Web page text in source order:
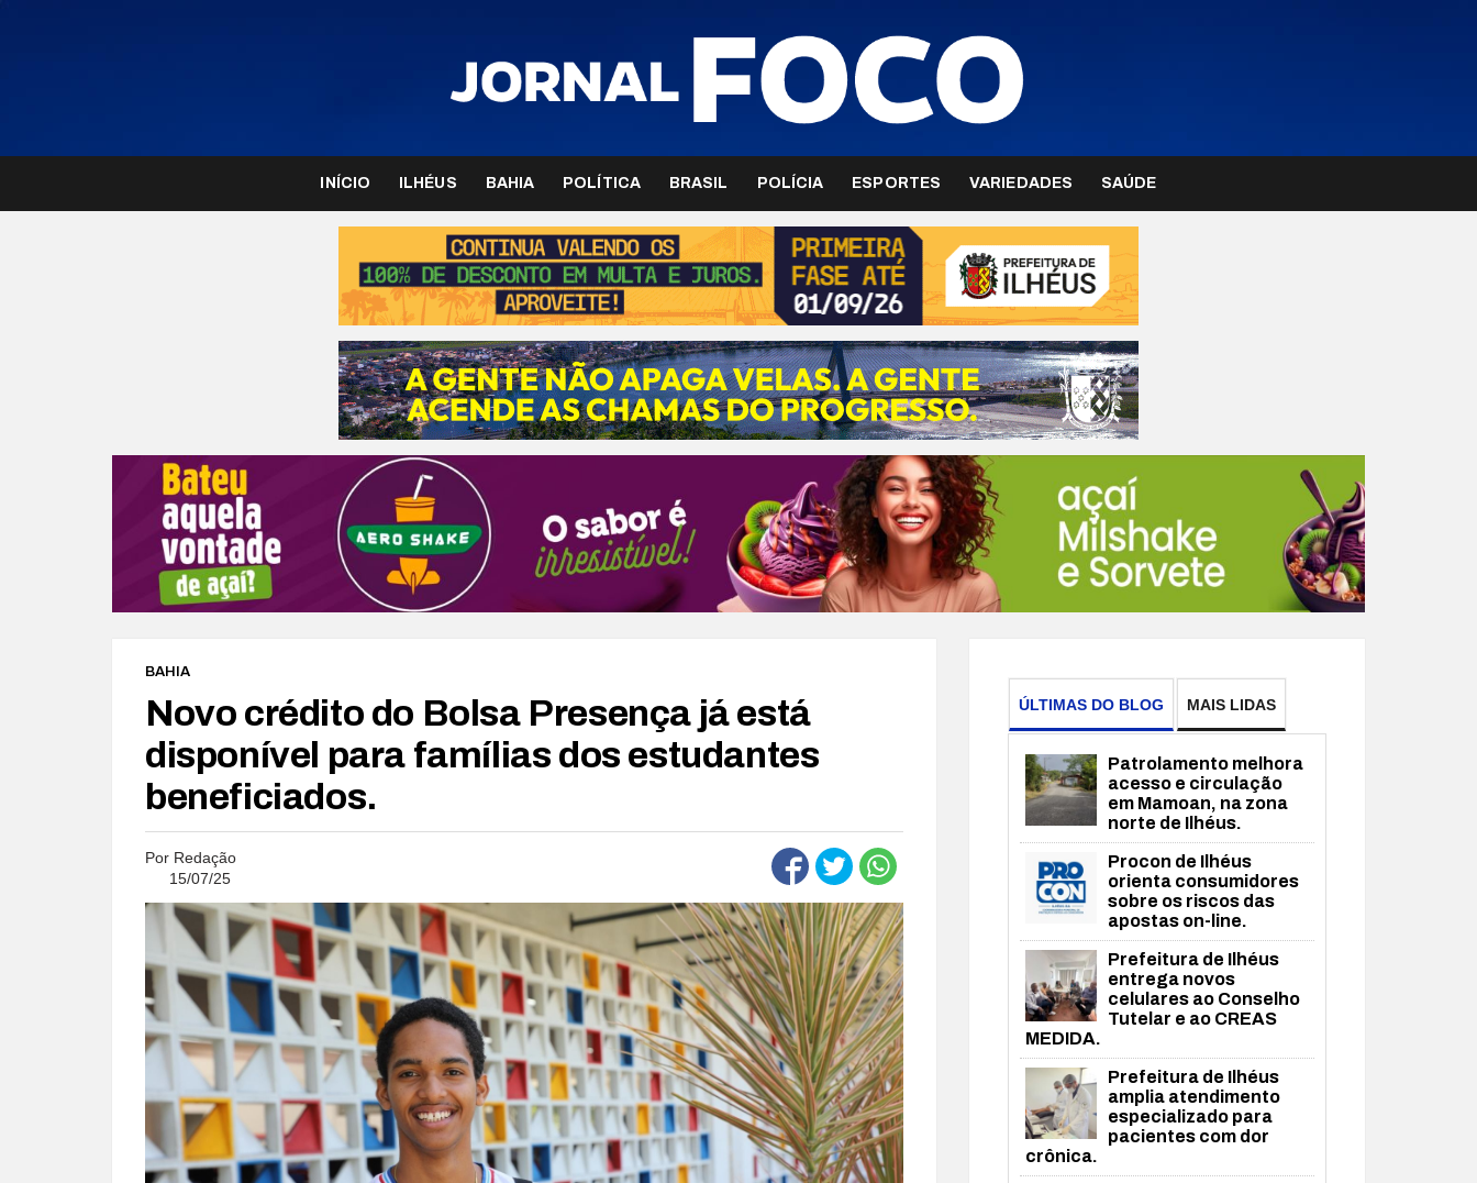
INÍCIO ILHÉUS BAHIA POLÍTICA BRASIL POLÍCIA ESPORTES VARIEDADES SAÚDE
BAHIA
Novo crédito do Bolsa Presença já está
disponível para famílias dos estudantes
beneficiados.
Por Redação
15/07/25
ÚLTIMAS DO BLOG MAIS LIDAS
Patrolamento melhora
acesso e circulação
em Mamoan, na zona
norte de Ilhéus.
Procon de Ilhéus
orienta consumidores
sobre os riscos das
apostas on-line.
Prefeitura de Ilhéus
entrega novos
celulares ao Conselho
Tutelar e ao CREAS
MEDIDA.
Prefeitura de Ilhéus
amplia atendimento
especializado para
pacientes com dor
crônica.